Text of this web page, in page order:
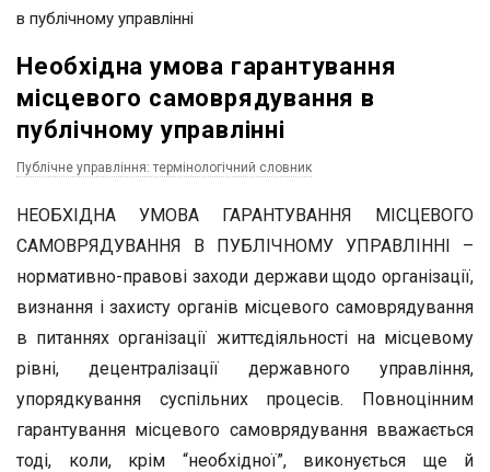
в публічному управлінні
Необхідна умова гарантування
місцевого самоврядування в
публічному управлінні
Публічне управління: термінологічний словник
НЕОБХІДНА УМОВА ГАРАНТУВАННЯ МІСЦЕВОГО
САМОВРЯДУВАННЯ В ПУБЛІЧНОМУ УПРАВЛІННІ –
нормативно-правові заходи держави щодо організації,
визнання і захисту органів місцевого самоврядування
в питаннях організації життєдіяльності на місцевому
рівні, децентралізації державного управління,
упорядкування суспільних процесів. Повноцінним
гарантування місцевого самоврядування вважається
тоді, коли, крім “необхідної”, виконується ще й